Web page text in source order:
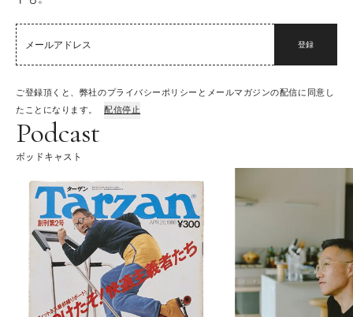
登録
ご登録頂くと、弊社のプライバシーポリシーとメールマガジンの配信に同意し
たことになります。
配信停止
Podcast
ポッドキャスト